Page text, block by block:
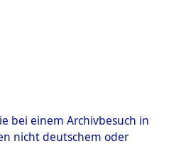
bei einem Archivbesuch in
nicht deutschem oder